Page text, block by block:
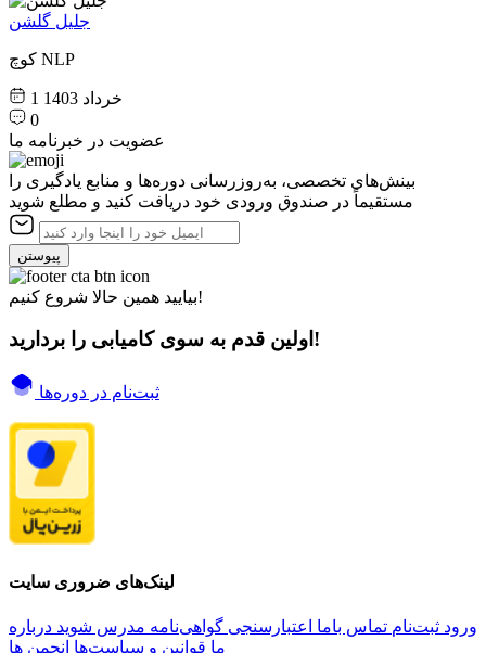
جلیل گلشن
کوچ NLP
1 خرداد 1403
0
عضویت در خبرنامه ما
بینش‌های تخصصی، به‌روزرسانی دوره‌ها و منابع یادگیری را
مستقیماً در صندوق ورودی خود دریافت کنید و مطلع شوید
پیوستن
بیایید همین حالا شروع کنیم!
اولین قدم به سوی کامیابی را بردارید!
ثبت‌نام در دوره‌ها
لینک‌های ضروری سایت
ورود ثبت‌نام تماس باما اعتبارسنجی گواهی‌نامه مدرس شوید درباره
ما قوانین و سیاست‌ها انجمن ها